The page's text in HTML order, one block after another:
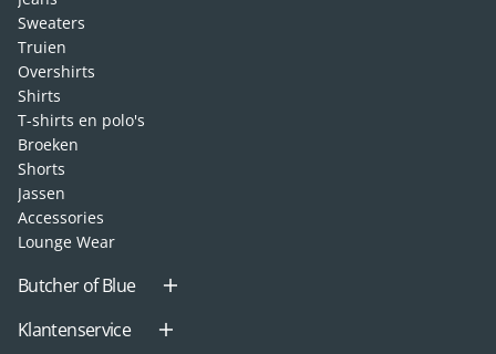
Sweaters
Truien
Overshirts
Shirts
T-shirts en polo's
Broeken
Shorts
Jassen
Accessories
Lounge Wear
Butcher of Blue
Klantenservice